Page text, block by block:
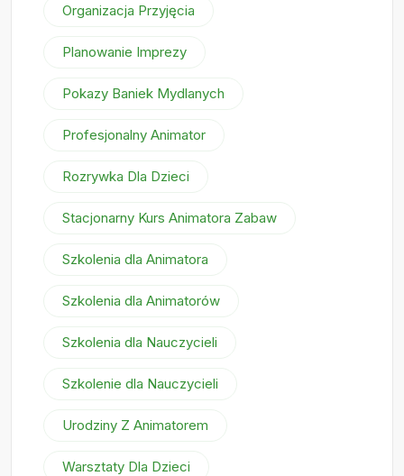
Organizacja Przyjęcia
Planowanie Imprezy
Pokazy Baniek Mydlanych
Profesjonalny Animator
Rozrywka Dla Dzieci
Stacjonarny Kurs Animatora Zabaw
Szkolenia dla Animatora
Szkolenia dla Animatorów
Szkolenia dla Nauczycieli
Szkolenie dla Nauczycieli
Urodziny Z Animatorem
Warsztaty Dla Dzieci